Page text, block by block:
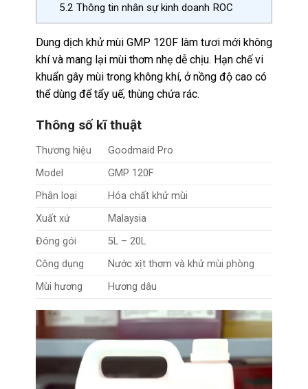
5.2 Thông tin nhân sự kinh doanh ROC
Dung dịch khử mùi GMP 120F làm tươi mới không
khí và mang lại mùi thơm nhẹ dễ chịu. Hạn chế vi
khuẩn gây mùi trong không khí, ở nồng độ cao có
thể dùng để tẩy uế, thùng chứa rác.
Thông số kĩ thuật
Thương hiệu
Goodmaid Pro
Model
GMP 120F
Phân loại
Hóa chất khử mùi
Xuất xứ
Malaysia
Đóng gói
5L – 20L
Công dụng
Nước xịt thơm và khử mùi phòng
Mùi hương
Hương dâu